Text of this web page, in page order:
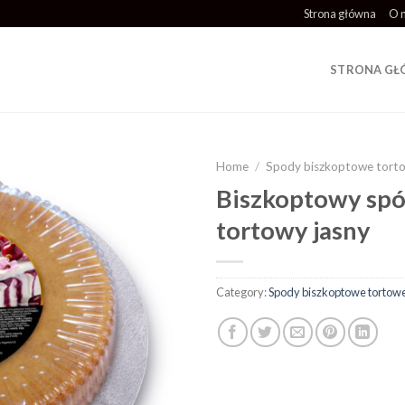
Strona główna O
STRONA
Home / Spody biszkoptowe
Biszkoptowy
tortowy jasny
Category:Spody biszkoptowe